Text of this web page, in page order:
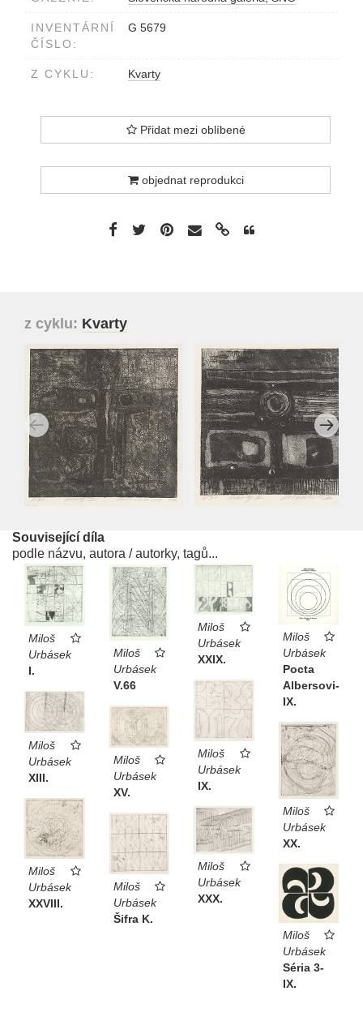
INVENTÁRNÍ
ČÍSLO:
G 5679
Z CYKLU: Kvarty
Přidat mezi oblíbené
objednat reprodukci
z cyklu: Kvarty
Související díla
podle názvu, autora / autorky, tagů...
Miloš
Urbásek
I.
Miloš
Urbásek
V.66
Miloš
Urbásek
XXIX.
Miloš
Urbásek
Pocta
Albersovi-
IX.
Miloš
Urbásek
IX.
Miloš
Urbásek
XIII.
Miloš
Urbásek
XV.
Miloš
Urbásek
XX.
Miloš
Urbásek
XXVIII.
Miloš
Urbásek
XXX.
Miloš
Urbásek
Šifra K.
Miloš
Urbásek
Séria 3-
IX.